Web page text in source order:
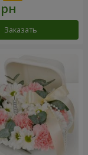
Заказать